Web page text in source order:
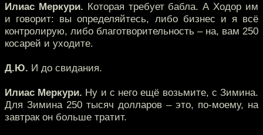
Илиас Меркури. Которая требует бабла. А Ходор им
и говорит: вы определяйтесь, либо бизнес и я всё
контролирую, либо благотворительность – на, вам 250
косарей и уходите.
Д.Ю. И до свидания.
Илиас Меркури. Ну и с него ещё возьмите, с Зимина.
Для Зимина 250 тысяч долларов – это, по-моему, на
завтрак он больше тратит.